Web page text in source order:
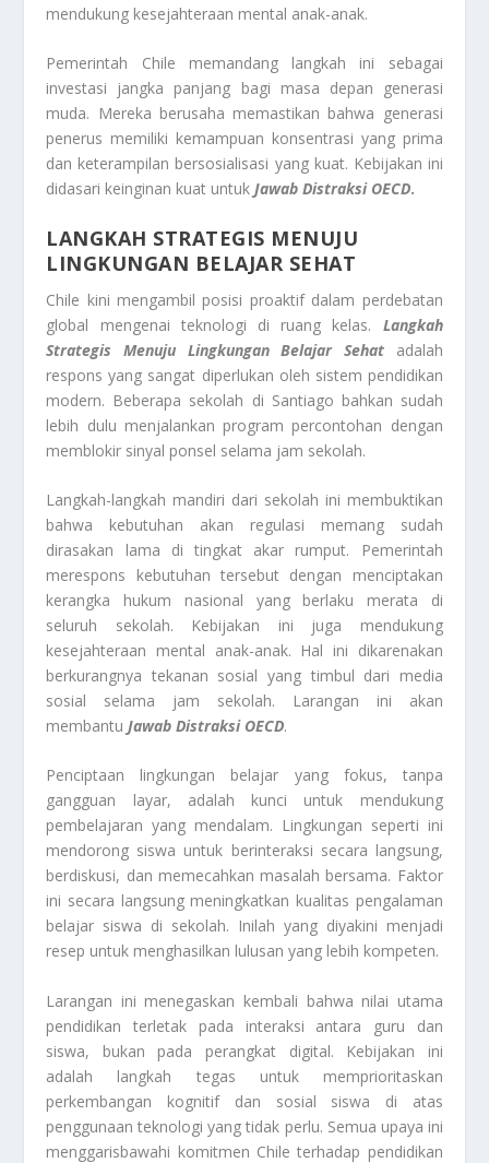
mendukung kesejahteraan mental anak-anak.
Pemerintah Chile memandang langkah ini sebagai
investasi jangka panjang bagi masa depan generasi
muda. Mereka berusaha memastikan bahwa generasi
penerus memiliki kemampuan konsentrasi yang prima
dan keterampilan bersosialisasi yang kuat. Kebijakan ini
didasari keinginan kuat untukJawab Distraksi OECD.
LANGKAH STRATEGIS MENUJU
LINGKUNGAN BELAJAR SEHAT
Chile kini mengambil posisi proaktif dalam perdebatan
global mengenai teknologi di ruang kelas. Langkah
Strategis Menuju Lingkungan Belajar Sehatadalah
respons yang sangat diperlukan oleh sistem pendidikan
modern. Beberapa sekolah di Santiago bahkan sudah
lebih dulu menjalankan program percontohan dengan
memblokir sinyal ponsel selama jam sekolah.
Langkah-langkah mandiri dari sekolah ini membuktikan
bahwa kebutuhan akan regulasi memang sudah
dirasakan lama di tingkat akar rumput. Pemerintah
merespons kebutuhan tersebut dengan menciptakan
kerangka hukum nasional yang berlaku merata di
seluruh sekolah. Kebijakan ini juga mendukung
kesejahteraan mental anak-anak. Hal ini dikarenakan
berkurangnya tekanan sosial yang timbul dari media
sosial selama jam sekolah. Larangan ini akan
membantuJawab Distraksi OECD.
Penciptaan lingkungan belajar yang fokus, tanpa
gangguan layar, adalah kunci untuk mendukung
pembelajaran yang mendalam. Lingkungan seperti ini
mendorong siswa untuk berinteraksi secara langsung,
berdiskusi, dan memecahkan masalah bersama. Faktor
ini secara langsung meningkatkan kualitas pengalaman
belajar siswa di sekolah. Inilah yang diyakini menjadi
resep untuk menghasilkan lulusan yang lebih kompeten.
Larangan ini menegaskan kembali bahwa nilai utama
pendidikan terletak pada interaksi antara guru dan
siswa, bukan pada perangkat digital. Kebijakan ini
adalah langkah tegas untuk memprioritaskan
perkembangan kognitif dan sosial siswa di atas
penggunaan teknologi yang tidak perlu. Semua upaya ini
menggarisbawahi komitmen Chile terhadap pendidikan